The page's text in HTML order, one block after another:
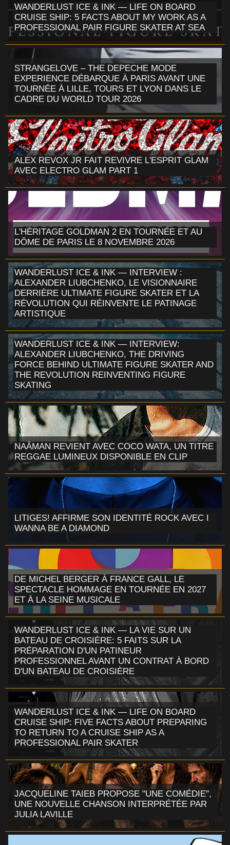
WANDERLUST ICE & INK — LIFE ON BOARD
CRUISE SHIP: 5 FACTS ABOUT MY WORK AS A
PROFESSIONAL PAIR FIGURE SKATER AT SEA
STRANGELOVE – THE DEPECHE MODE
EXPERIENCE DÉBARQUE À PARIS AVANT UNE
TOURNÉE À LILLE, TOURS ET LYON DANS LE
CADRE DU WORLD TOUR 2026
ALEX REVOX JR FAIT REVIVRE L'ESPRIT GLAM
AVEC ELECTRO GLAM PART 1
L'HÉRITAGE GOLDMAN 2 EN TOURNÉE ET AU
DÔME DE PARIS LE 8 NOVEMBRE 2026
WANDERLUST ICE & INK — INTERVIEW :
ALEXANDER LIUBCHENKO, LE VISIONNAIRE
DERRIÈRE ULTIMATE FIGURE SKATER ET LA
RÉVOLUTION QUI RÉINVENTE LE PATINAGE
ARTISTIQUE
WANDERLUST ICE & INK — INTERVIEW:
ALEXANDER LIUBCHENKO, THE DRIVING
FORCE BEHIND ULTIMATE FIGURE SKATER AND
THE REVOLUTION REINVENTING FIGURE
SKATING
NAÂMAN REVIENT AVEC COCO WATA, UN TITRE
REGGAE LUMINEUX DISPONIBLE EN CLIP
LITIGES! AFFIRME SON IDENTITÉ ROCK AVEC I
WANNA BE A DIAMOND
DE MICHEL BERGER À FRANCE GALL, LE
SPECTACLE HOMMAGE EN TOURNÉE EN 2027
ET À LA SEINE MUSICALE
WANDERLUST ICE & INK — LA VIE SUR UN
BATEAU DE CROISIÈRE: 5 FAITS SUR LA
PRÉPARATION D'UN PATINEUR
PROFESSIONNEL AVANT UN CONTRAT À BORD
D'UN BATEAU DE CROISIÈRE
WANDERLUST ICE & INK — LIFE ON BOARD
CRUISE SHIP: FIVE FACTS ABOUT PREPARING
TO RETURN TO A CRUISE SHIP AS A
PROFESSIONAL PAIR SKATER
JACQUELINE TAIEB PROPOSE "UNE COMÉDIE",
UNE NOUVELLE CHANSON INTERPRÉTÉE PAR
JULIA LAVILLE